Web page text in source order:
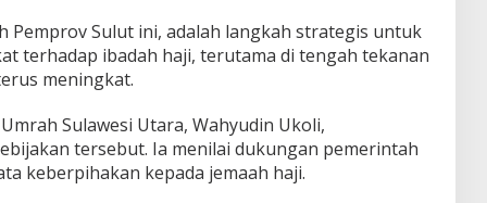
Pemprov Sulut ini, adalah langkah strategis untuk
terhadap ibadah haji, terutama di tengah tekanan
meningkat.
Sulawesi Utara, Wahyudin Ukoli,
tersebut. Ia menilai dukungan pemerintah
keberpihakan kepada jemaah haji.